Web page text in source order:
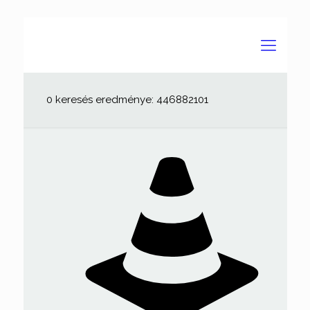
0 keresés eredménye: 446882101